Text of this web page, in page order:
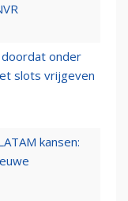
onder
slots vrijgeven
kansen: